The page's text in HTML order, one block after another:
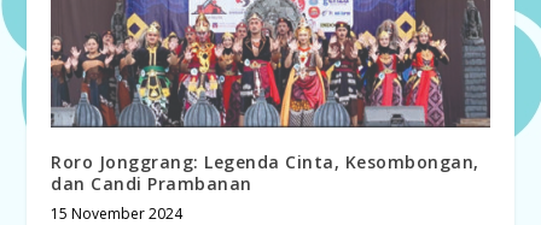
Roro Jonggrang: Legenda Cinta, Kesombongan,
dan Candi Prambanan
15 November 2024